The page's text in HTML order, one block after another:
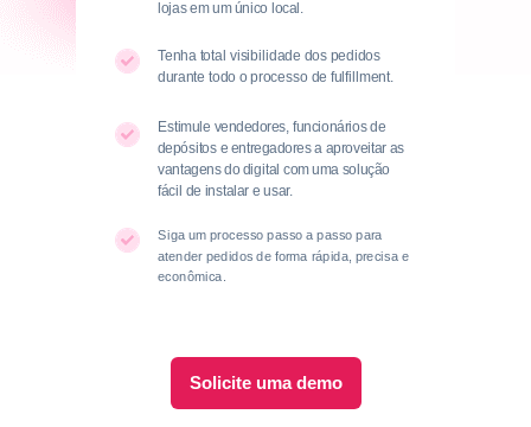
Tenha total visibilidade dos pedidos
durante todo o processo de fulfillment.
Estimule vendedores, funcionários de
depósitos e entregadores a aproveitar as
vantagens do digital com uma solução
fácil de instalar e usar.
Siga um processo passo a passo para
atender pedidos de forma rápida, precisa e
econômica.
lojas em um único local.
Solicite uma demo